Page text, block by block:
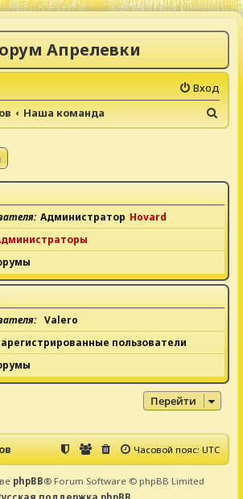
Апрелевки
Вход
Наша команда
о
Администратор Hovard
Valero
пользователи
Перейти
Часовой пояс:UTC
phpBB® Forum Software © phpBB Limited